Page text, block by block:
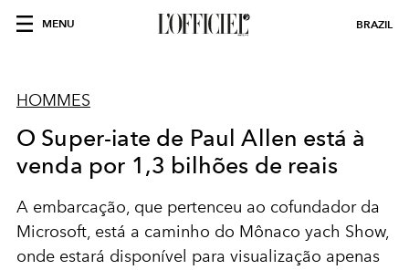
MENU BRAZIL
HOMMES
O Super-iate de Paul Allen está à
venda por 1,3 bilhões de reais
A embarcação, que pertenceu ao cofundador da
Microsoft, está a caminho do Mônaco yach Show,
onde estará disponível para visualização apenas